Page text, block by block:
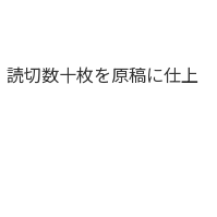
切数十枚を原稿に仕上